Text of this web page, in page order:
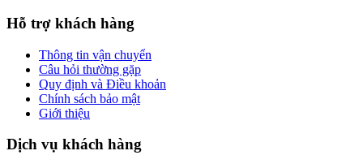
Hỗ trợ khách hàng
Thông tin vận chuyển
Câu hỏi thường gặp
Quy định và Điều khoản
Chính sách bảo mật
Giới thiệu
Dịch vụ khách hàng